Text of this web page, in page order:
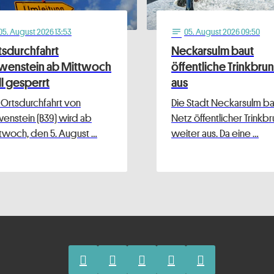
. August 2026 13:53
ab Mittwoch
gesperrt
von
(B39) wird ab
den 5. August …
notes 05. August 2026 09:50
Neckarsulm baut
öffentliche
aus
Die Stadt Neckarsulm
Netz öffentlicher
weiter aus. Da eine …